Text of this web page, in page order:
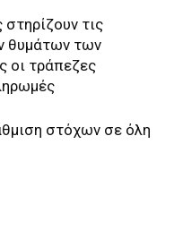
τις
θυμάτων των
οι τράπεζες
στόχων σε όλη